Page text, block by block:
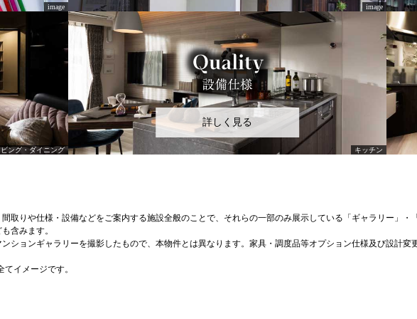
詳しく見る
間取りや仕様・設備などをご案内する施設全般のことで、それらの一部のみ展示している「ギャラリー」・
含みます。
ションギャラリーを撮影したもので、本物件とは異なります。家具・調度品等オプション仕様及び設計変
てイメージです。